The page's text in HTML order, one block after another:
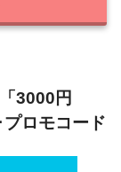
3000円
ロモコード